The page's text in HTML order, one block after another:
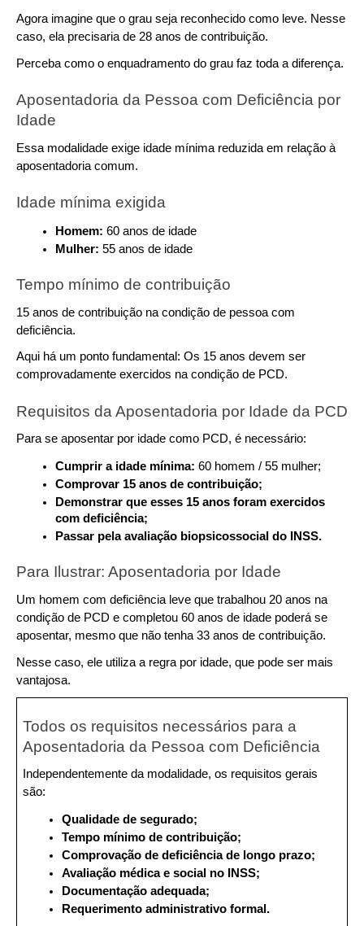
Agora imagine que o grau seja reconhecido como leve. Nesse
caso, ela precisaria de 28 anos de contribuição.
Perceba como o enquadramento do grau faz toda a diferença.
Aposentadoria da Pessoa com Deficiência por
Idade
Essa modalidade exige idade mínima reduzida em relação à
aposentadoria comum.
Idade mínima exigida
Homem: 60 anos de idade
Mulher: 55 anos de idade
Tempo mínimo de contribuição
15 anos de contribuição na condição de pessoa com
deficiência.
Aqui há um ponto fundamental: Os 15 anos devem ser
comprovadamente exercidos na condição de PCD.
Requisitos da Aposentadoria por Idade da PCD
Para se aposentar por idade como PCD, é necessário:
Cumprir a idade mínima: 60 homem / 55 mulher;
Comprovar 15 anos de contribuição;
Demonstrar que esses 15 anos foram exercidos
com deficiência;
Passar pela avaliação biopsicossocial do INSS.
Para Ilustrar: Aposentadoria por Idade
Um homem com deficiência leve que trabalhou 20 anos na
condição de PCD e completou 60 anos de idade poderá se
aposentar, mesmo que não tenha 33 anos de contribuição.
Nesse caso, ele utiliza a regra por idade, que pode ser mais
vantajosa.
Todos os requisitos necessários para a
Aposentadoria da Pessoa com Deficiência
Independentemente da modalidade, os requisitos gerais
são:
Qualidade de segurado;
Tempo mínimo de contribuição;
Comprovação de deficiência de longo prazo;
Avaliação médica e social no INSS;
Documentação adequada;
Requerimento administrativo formal.